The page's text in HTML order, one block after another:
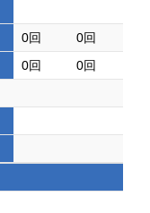
0回
0回
0回
0回